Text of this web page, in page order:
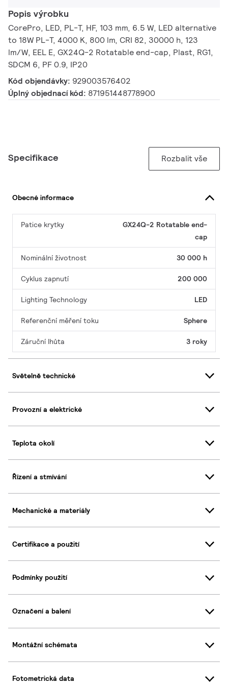
Popis výrobku
CorePro, LED, PL-T, HF, 103 mm, 6.5 W, LED alternative
to 18W PL-T, 4000 K, 800 lm, CRI 82, 30000 h, 123
lm/W, EEL E, GX24Q-2 Rotatable end-cap, Plast, RG1,
SDCM 6, PF 0.9, IP20
Kód objendávky: 929003576402
Úplný objednací kód: 871951448778900
Specifikace Rozbalit vše
Obecné informace
Patice krytky
GX24Q-2 Rotatable end-
cap
Nominální životnost 30 000 h
Cyklus zapnutí 200 000
Lighting Technology LED
Referenční měření toku Sphere
Záruční lhůta 3 roky
Světelně technické
Provozní a elektrické
Teplota okolí
Řízení a stmívání
Mechanické a materiály
Certifikace a použití
Podmínky použití
Označení a balení
Montážní schémata
Fotometrická data